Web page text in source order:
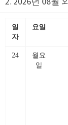
일
자
요일
24
월요
일